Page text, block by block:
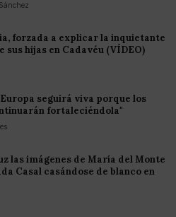
forzada a explicar la inquietante
sus hijas en Cadavéu (VÍDEO)
seguirá viva porque los
fortaleciéndola"
las imágenes de María del Monte
Casal casándose de blanco en